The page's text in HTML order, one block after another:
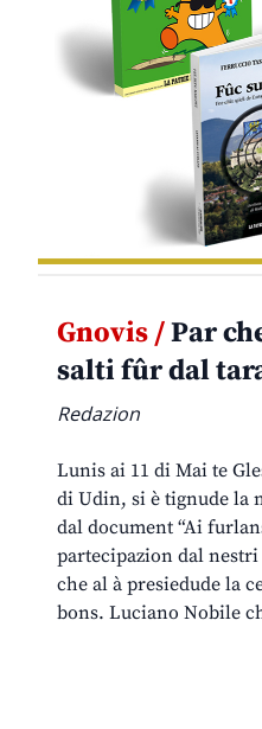
Gnovis /Par
salti fûr dal
Redazion
Lunis ai 11 di Mai te
di Udin, si è tignude la
dal document “Ai
partecipazion dal
che al à presiedude la
bons. Luciano Nobile